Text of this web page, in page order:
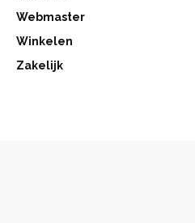
Webmaster
Winkelen
Zakelijk